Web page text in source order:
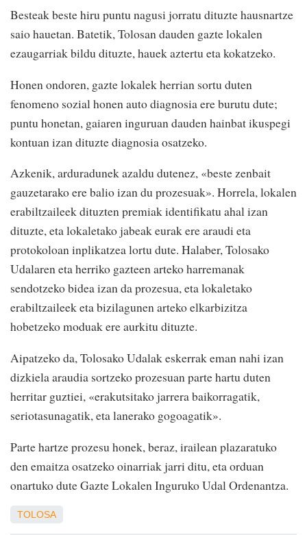
Besteak beste hiru puntu nagusi jorratu dituzte hausnartze
saio hauetan. Batetik, Tolosan dauden gazte lokalen
ezaugarriak bildu dituzte, hauek aztertu eta kokatzeko.
Honen ondoren, gazte lokalek herrian sortu duten
fenomeno sozial honen auto diagnosia ere burutu dute;
puntu honetan, gaiaren inguruan dauden hainbat ikuspegi
kontuan izan dituzte diagnosia osatzeko.
Azkenik, arduradunek azaldu dutenez, «beste zenbait
gauzetarako ere balio izan du prozesuak». Horrela, lokalen
erabiltzaileek dituzten premiak identifikatu ahal izan
dituzte, eta lokaletako jabeak eurak ere araudi eta
protokoloan inplikatzea lortu dute. Halaber, Tolosako
Udalaren eta herriko gazteen arteko harremanak
sendotzeko bidea izan da prozesua, eta lokaletako
erabiltzaileek eta bizilagunen arteko elkarbizitza
hobetzeko moduak ere aurkitu dituzte.
Aipatzeko da, Tolosako Udalak eskerrak eman nahi izan
dizkiela araudia sortzeko prozesuan parte hartu duten
herritar guztiei, «erakutsitako jarrera baikorragatik,
seriotasunagatik, eta lanerako gogoagatik».
Parte hartze prozesu honek, beraz, irailean plazaratuko
den emaitza osatzeko oinarriak jarri ditu, eta orduan
onartuko dute Gazte Lokalen Inguruko Udal Ordenantza.
TOLOSA